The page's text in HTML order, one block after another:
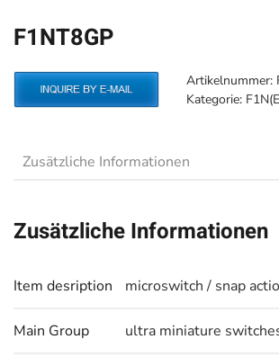
F1NT8GP
Artikelnummer:
Kategorie:
Zusätzliche Informationen
Zusätzliche Informationen
Item desription microswitch / snap
Main Group ultra miniature